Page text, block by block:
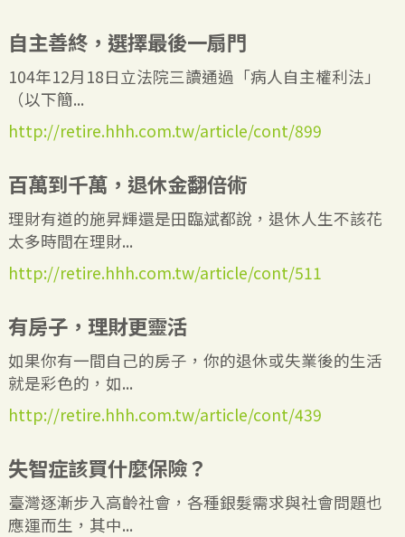
自主善終，選擇最後一扇門
104年12月18日立法院三讀通過「病人自主權利法」
（以下簡...
http://retire.hhh.com.tw/article/cont/899
百萬到千萬，退休金翻倍術
理財有道的施昇輝還是田臨斌都說，退休人生不該花
太多時間在理財...
http://retire.hhh.com.tw/article/cont/511
有房子，理財更靈活
如果你有一間自己的房子，你的退休或失業後的生活
就是彩色的，如...
http://retire.hhh.com.tw/article/cont/439
失智症該買什麼保險？
臺灣逐漸步入高齡社會，各種銀髮需求與社會問題也
應運而生，其中...